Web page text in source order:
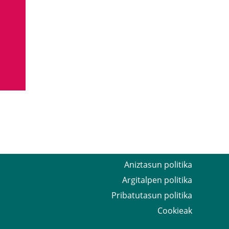
Aniztasun politika
Argitalpen politika
Pribatutasun politika
Cookieak